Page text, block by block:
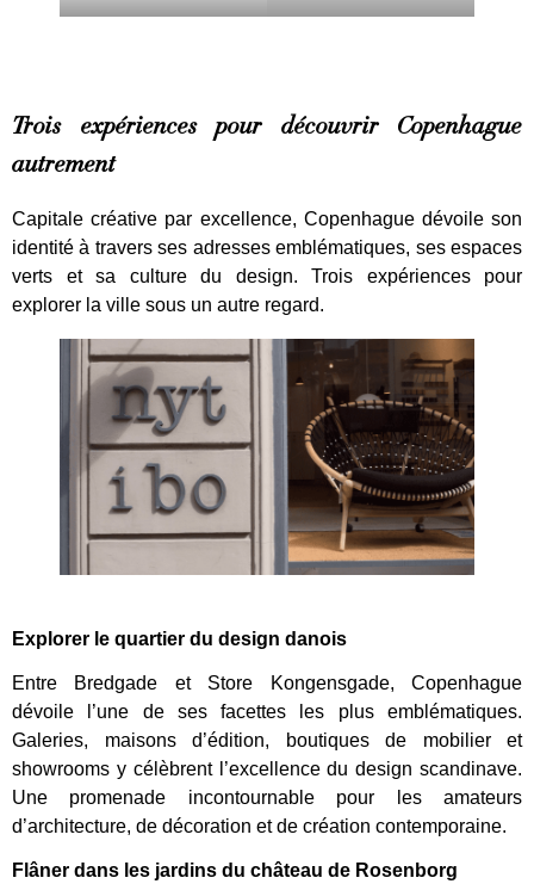
Trois expériences pour découvrir Copenhague
autrement
Capitale créative par excellence, Copenhague dévoile son
identité à travers ses adresses emblématiques, ses espaces
verts et sa culture du design. Trois expériences pour
explorer la ville sous un autre regard.
Explorer le quartier du design danois
Entre Bredgade et Store Kongensgade, Copenhague
dévoile l’une de ses facettes les plus emblématiques.
Galeries, maisons d’édition, boutiques de mobilier et
showrooms y célèbrent l’excellence du design scandinave.
Une promenade incontournable pour les amateurs
d’architecture, de décoration et de création contemporaine.
Flâner dans les jardins du château de Rosenborg